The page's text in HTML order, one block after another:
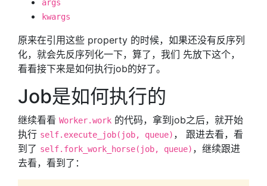
args
kwargs
原来在引用这些 property 的时候，如果还没有反序列
化，就会先反序列化一下，算了，我们 先放下这个，
看看接下来是如何执行job的好了。
Job是如何执行的
继续看看 Worker.work 的代码，拿到job之后，就开始
执行 self.execute_job(job, queue) ， 跟进去看，看
到了 self.fork_work_horse(job, queue) ，继续跟进
去看，看到了：